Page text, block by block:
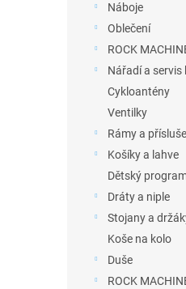
Náboje
Oblečení
ROCK
Nářadí a servis
Cykloantény
Ventilky
Rámy a
Košíky a lahve
Dětský
Dráty a niple
Stojany a
Koše na kolo
Duše
ROCK